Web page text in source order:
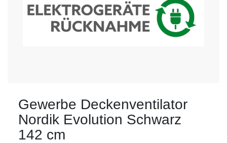
Gewerbe Deckenventilator
Nordik Evolution Schwarz
142 cm